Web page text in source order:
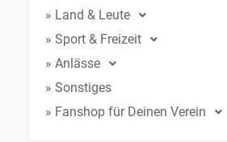
» Land & Leute
» Sport & Freizeit
» Anlässe
» Sonstiges
» Fanshop für Deinen Verein